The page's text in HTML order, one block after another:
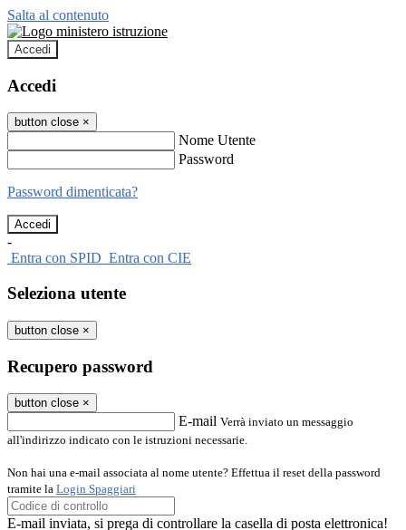
Salta al contenuto
Accedi
Accedi
button close ×
Nome Utente
Password
Password dimenticata?
-
Entra con SPID Entra con CIE
Seleziona utente
button close ×
Recupero password
button close ×
E-mail Verrà inviato un messaggio
all'indirizzo indicato con le istruzioni necessarie.
Non hai una e-mail associata al nome utente? Effettua il reset della password
tramite la Login Spaggiari
E-mail inviata, si prega di controllare la casella di posta elettronica!